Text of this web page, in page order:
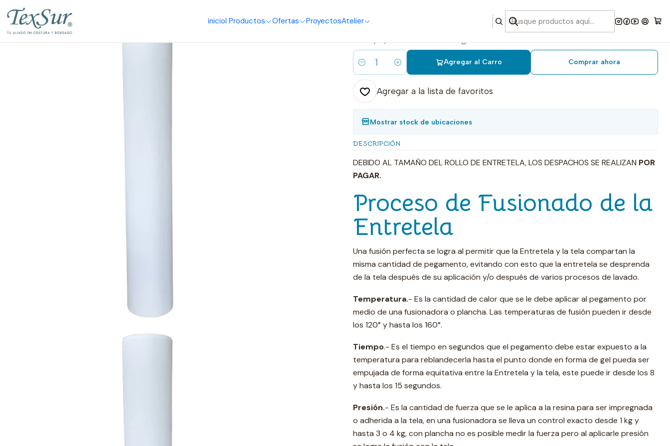
inicioI Productos Ofertas ProyectosAtelier
|
60f fusionado grueso rollo 100 x 1.50 mts
Cantidad
Agregar al Carro Comprar ahora
Agregar a la lista de favoritos
Mostrar stock de ubicaciones
DESCRIPCIÓN
DEBIDO AL TAMAÑO DEL ROLLO DE ENTRETELA, LOS DESPACHOS SE REALIZAN POR
PAGAR.
Proceso de Fusionado de la
Entretela
Una fusión perfecta se logra al permitir que la Entretela y la tela compartan la
misma cantidad de pegamento, evitando con esto que la entretela se desprenda
de la tela después de su aplicación y/o después de varios procesos de lavado.
Temperatura.- Es la cantidad de calor que se le debe aplicar al pegamento por
medio de una fusionadora o plancha. Las temperaturas de fusión pueden ir desde
los 120° y hasta los 160°.
Tiempo.- Es el tiempo en segundos que el pegamento debe estar expuesto a la
temperatura para reblandecerla hasta el punto donde en forma de gel pueda ser
empujada de forma equitativa entre la Entretela y la tela, este puede ir desde los 8
y hasta los 15 segundos.
Presión.- Es la cantidad de fuerza que se le aplica a la resina para ser impregnada
o adherida a la tela, en una fusionadora se lleva un control exacto desde 1 kg y
hasta 3 o 4 kg, con plancha no es posible medir la fuerza pero al aplicarle presión